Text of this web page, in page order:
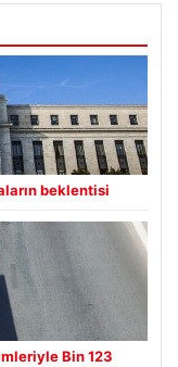
beklentisi
Bin 123